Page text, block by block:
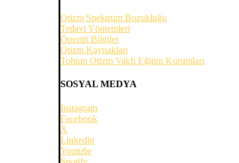
Otizm Spektrum Bozukluğu
Tedavi Yöntemleri
Önemli Bilgiler
Otizm Kaynakları
Tohum Otizm Vakfı Eğitim Kurumları
SOSYAL MEDYA
Instagram
Facebook
X
Linkedin
Youtube